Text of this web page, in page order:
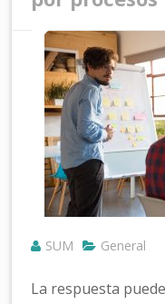
SUM General
La respuesta